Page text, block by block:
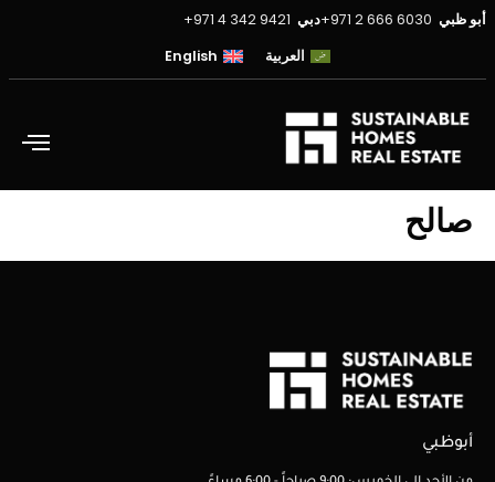
أبو ظبي دبي
العربية
English
صالح
أبوظبي